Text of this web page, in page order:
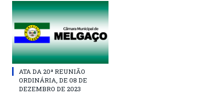
ATA DA 20ª REUNIÃO
ORDINÁRIA, DE 08 DE
DEZEMBRO DE 2023